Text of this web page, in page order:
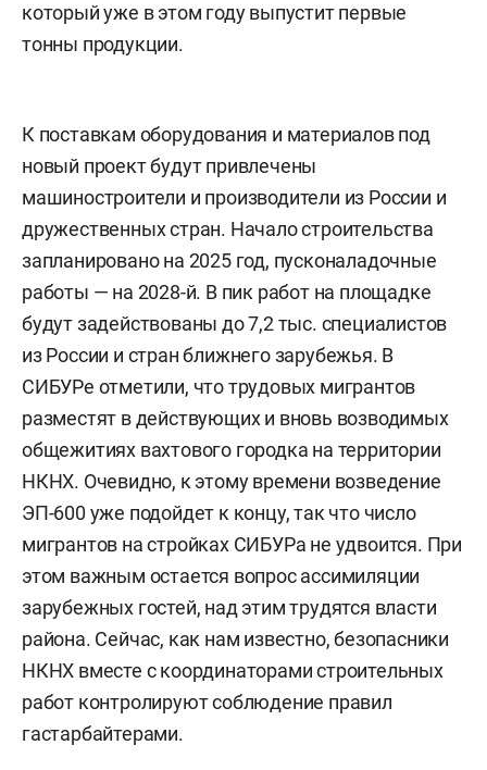
который уже в этом году выпустит первые
тонны продукции.
К поставкам оборудования и материалов под
новый проект будут привлечены
машиностроители и производители из России и
дружественных стран. Начало строительства
запланировано на 2025 год, пусконаладочные
работы — на 2028-й. В пик работ на площадке
будут задействованы до 7,2 тыс. специалистов
из России и стран ближнего зарубежья. В
СИБУРе отметили, что трудовых мигрантов
разместят в действующих и вновь возводимых
общежитиях вахтового городка на территории
НКНХ. Очевидно, к этому времени возведение
ЭП-600 уже подойдет к концу, так что число
мигрантов на стройках СИБУРа не удвоится. При
этом важным остается вопрос ассимиляции
зарубежных гостей, над этим трудятся власти
района. Сейчас, как нам известно, безопасники
НКНХ вместе с координаторами строительных
работ контролируют соблюдение правил
гастарбайтерами.